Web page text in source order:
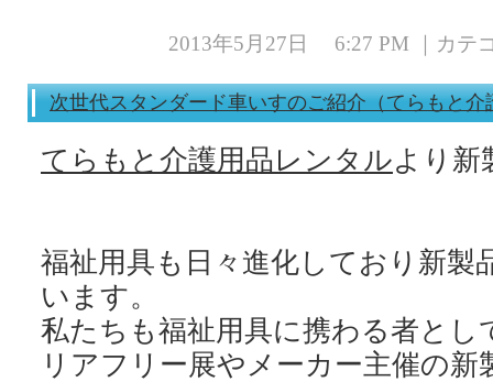
2013年5月27日 6:27 PM ｜カテ
次世代スタンダード車いすのご紹介（てらもと介
てらもと介護用品レンタル
福祉用具も日々進化しており新製
います。
私たちも福祉用具に携わる者とし
リアフリー展やメーカー主催の新